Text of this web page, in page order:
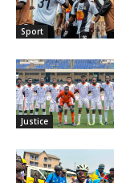
Sport
Justice